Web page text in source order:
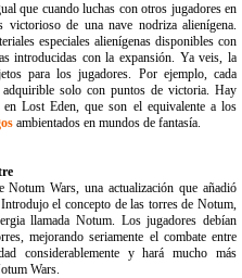
que cuando luchas con otros jugadores en
victorioso de una nave nodriza alienígena.
especiales alienígenas disponibles con
introducidas con la expansión. Ya veis, la
para los jugadores. Por ejemplo, cada
solo con puntos de victoria. Hay
en Lost Eden, que son el equivalente a los
ambientados en mundos de fantasía.
Wars, una actualización que añadió
el concepto de las torres de Notum,
llamada Notum. Los jugadores debían
mejorando seriamente el combate entre
considerablemente y hará mucho más
Wars.